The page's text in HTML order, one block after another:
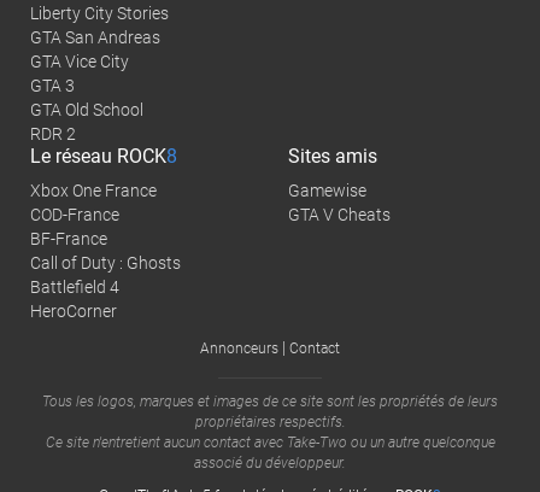
Liberty City Stories
GTA San Andreas
GTA Vice City
GTA 3
GTA Old School
RDR 2
Le réseau ROCK8
Xbox One France
COD-France
BF-France
Call of Duty : Ghosts
Battlefield 4
HeroCorner
Sites amis
Gamewise
GTA V Cheats
Annonceurs | Contact
Tous les logos, marques et images de ce site sont les propriétés de leurs
propriétaires respectifs.
Ce site n'entretient aucun contact avec Take-Two ou un autre quelconque
associé du développeur.